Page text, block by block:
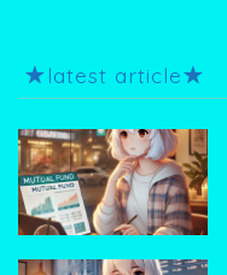
★latest article★